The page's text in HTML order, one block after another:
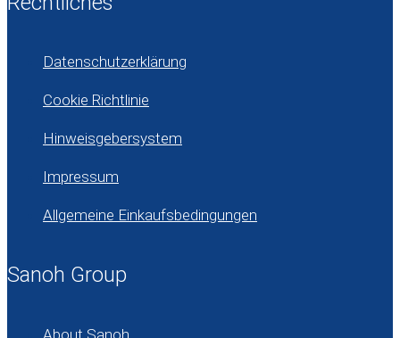
Datenschutzerklärung
Cookie Richtlinie
Hinweisgebersystem
Impressum
Allgemeine Einkaufsbedingungen
Sanoh Group
About Sanoh